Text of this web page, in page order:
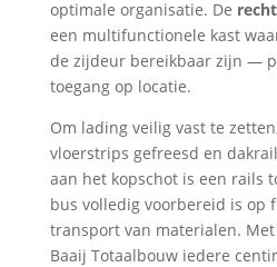
optimale organisatie. De
een multifunctionele kast
de zijdeur bereikbaar zijn —
toegang op locatie.
Om lading veilig vast te
vloerstrips gefreesd en
aan het kopschot is een rails
bus volledig voorbereid is op
transport van materialen.
Baaij Totaalbouw iedere